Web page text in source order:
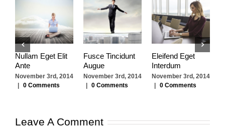
Nullam Eget Elit
Ante
November 3rd, 2014
0 Comments
Fusce Tincidunt
Augue
November 3rd, 2014
0 Comments
Eleifend Eget
Interdum
November 3rd, 2014
0 Comments
Leave A Comment